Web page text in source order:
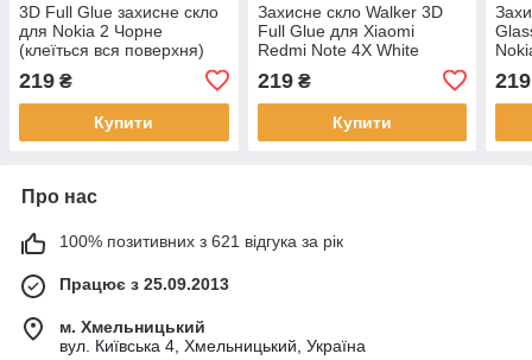
3D Full Glue захисне скло
для Nokia 2 Чорне
(клеїться вся поверхня)
219 ₴
Купити
Захисне скло Walker 3D
Full Glue для Xiaomi
Redmi Note 4X White
219₴
Купити
219
Про нас
100% позитивних з 621 відгука за рік
Працює з 25.09.2013
м. Хмельницький
вул. Київська 4, Хмельницький, Україна